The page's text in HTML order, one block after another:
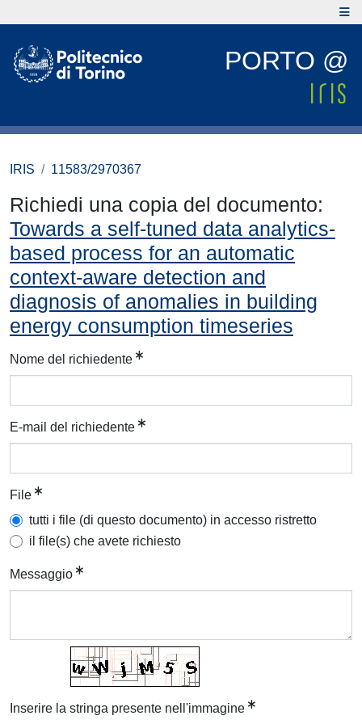
PORTO @
IRIS 11583/2970367
Richiedi una copia del documento:
Towards a self-tuned data analytics-
based process for an automatic
context-aware detection and
diagnosis of anomalies in building
energy consumption timeseries
Nome del richiedente
E-mail del richiedente
File
tutti i file (di questo documento) in accesso ristretto
il file(s) che avete richiesto
Messaggio
Inserire la stringa presente nell'immagine